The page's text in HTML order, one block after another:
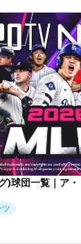
)球団一覧｜ア